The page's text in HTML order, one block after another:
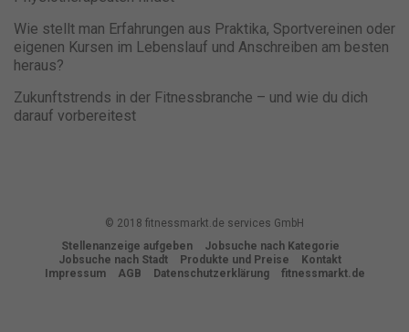
Wie stellt man Erfahrungen aus Praktika, Sportvereinen oder
eigenen Kursen im Lebenslauf und Anschreiben am besten
heraus?
Zukunftstrends in der Fitnessbranche – und wie du dich
darauf vorbereitest
© 2018 fitnessmarkt.de services GmbH
Stellenanzeige aufgeben
Jobsuche nach Kategorie
Jobsuche nach Stadt
Produkte und Preise
Kontakt
Impressum
AGB Datenschutzerklärung fitnessmarkt.de